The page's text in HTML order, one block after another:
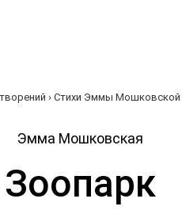
› Стихи Эммы Мошковской
Эмма Мошковская
Зоопарк